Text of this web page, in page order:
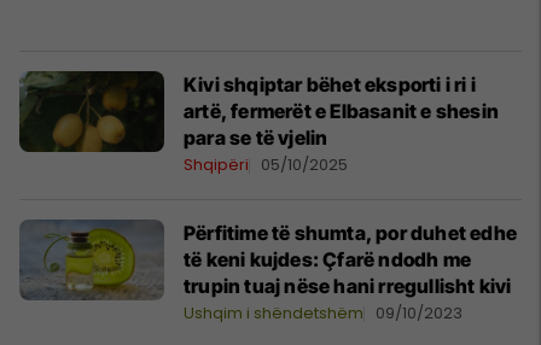
Kivi shqiptar bëhet eksporti i ri i
artë, fermerët e Elbasanit e shesin
para se të vjelin
Shqipëri 05/10/2025
Përfitime të shumta, por duhet edhe
të keni kujdes: Çfarë ndodh me
trupin tuaj nëse hani rregullisht kivi
Ushqim i shëndetshëm 09/10/2023